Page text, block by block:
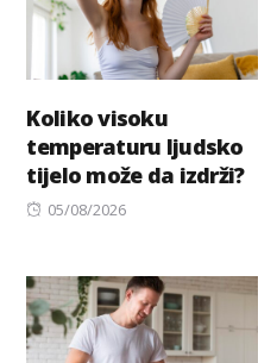
Koliko visoku
temperaturu ljudsko
tijelo može da izdrži?
Posted
05/08/2026